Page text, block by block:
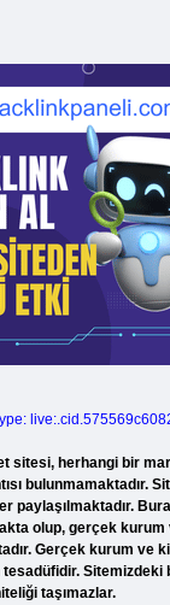
sitesi, herhangi bir
bulunmamaktadır.
paylaşılmaktadır.
olup, gerçek kurum
Gerçek kurum ve
Sitemizdeki
taşımazlar.